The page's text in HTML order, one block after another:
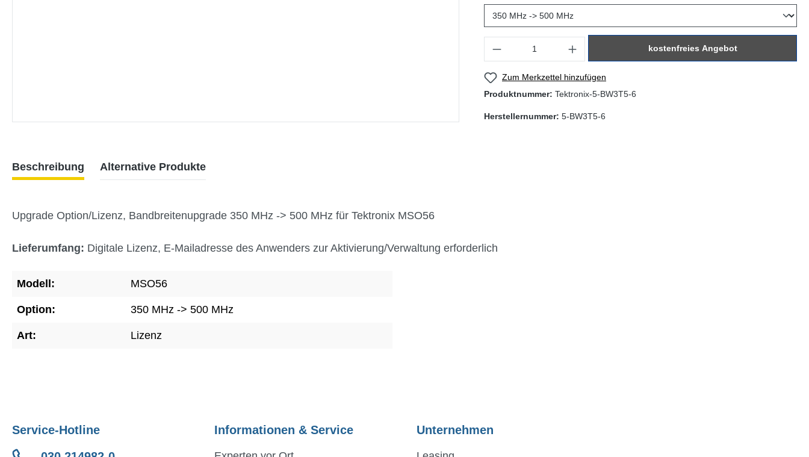
kostenfreies Angebot
Zum Merkzettel hinzufügen
Produktnummer: Tektronix-5-BW3T5-6
Herstellernummer: 5-BW3T5-6
Beschreibung Alternative Produkte
Upgrade Option/Lizenz, Bandbreitenupgrade 350 MHz -> 500 MHz für Tektronix MSO56
Lieferumfang: Digitale Lizenz, E-Mailadresse des Anwenders zur Aktivierung/Verwaltung erforderlich
Modell: MSO56
Option: 350 MHz -> 500 MHz
Art: Lizenz
Service-Hotline
Informationen & Service Unternehmen